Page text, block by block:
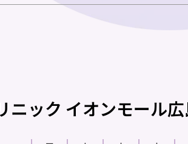
ニック イオンモール